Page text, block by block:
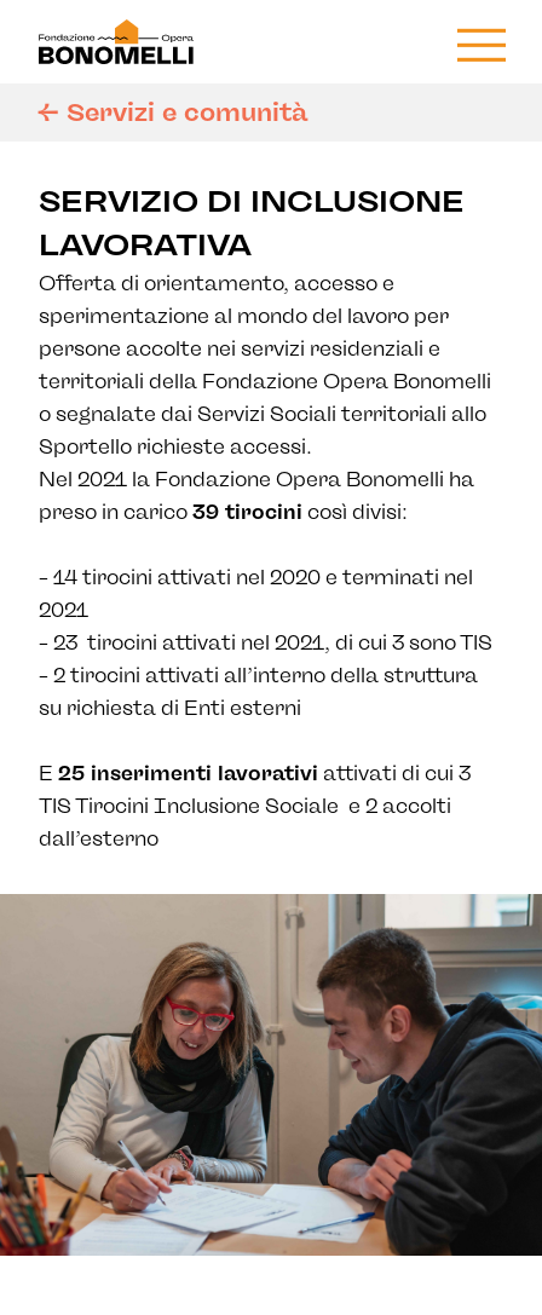
<- Servizi e comunità
SERVIZIO DI INCLUSIONE
LAVORATIVA
Offerta di orientamento, accesso e
sperimentazione al mondo del lavoro per
persone accolte nei servizi residenziali e
territoriali della Fondazione Opera Bonomelli
o segnalate dai Servizi Sociali territoriali allo
Sportello richieste accessi.
Nel 2021 la Fondazione Opera Bonomelli ha
preso in carico 39 tirocini così divisi:
– 14 tirocini attivati nel 2020 e terminati nel
2021
– 23 tirocini attivati nel 2021, di cui 3 sono TIS
– 2 tirocini attivati all’interno della struttura
su richiesta di Enti esterni
E 25 inserimenti lavorativi attivati di cui 3
TIS Tirocini Inclusione Sociale e 2 accolti
dall’esterno